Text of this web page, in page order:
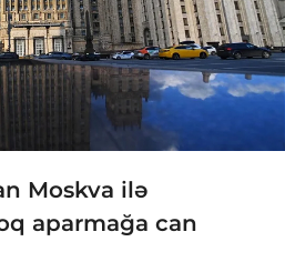
Moskva ilə
aparmağa can